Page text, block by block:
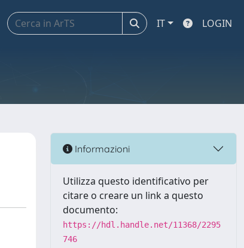
IT LOGIN
Informazioni
Utilizza questo identificativo per
citare o creare un link a questo
documento:
https://hdl.handle.net/11368/2295
746